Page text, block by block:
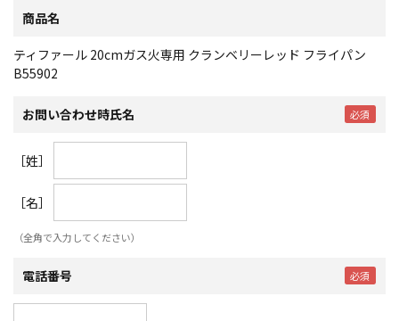
商品名
ティファール 20cmガス火専用 クランベリーレッド フライパン
B55902
お問い合わせ時氏名
［姓］
［名］
（全角で入力してください）
電話番号